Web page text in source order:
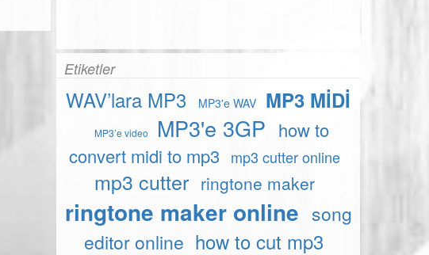
Etiketler
WAV’lara MP3 MP3'e WAV MP3 MİDİ
MP3’e video MP3'e 3GP how to
convert midi to mp3
mp3 cutter online
mp3 cutter ringtone maker
ringtone maker online song
editor online how to cut mp3